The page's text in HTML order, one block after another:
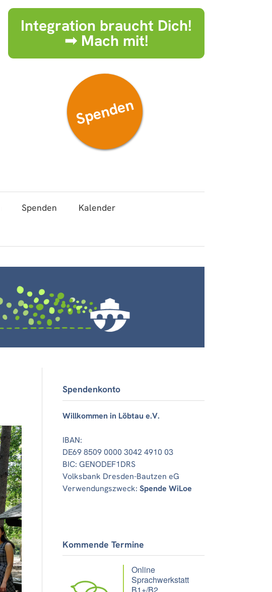
Integration braucht Dich!
➟ Mach mit!
Spenden
Spenden
Kalender
Spendenkonto
Willkommen in Löbtau e.V.
IBAN:
DE69 8509 0000 3042 4910 03
BIC: GENODEF1DRS
Volksbank Dresden-Bautzen eG
Verwendungszweck:Spende WiLoe
Kommende Termine
Online
Sprachwerkstatt